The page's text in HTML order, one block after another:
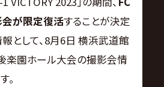
会が限定復活することが決定
として、8月6日 横浜武道館
楽園ホール大会の撮影会情
。